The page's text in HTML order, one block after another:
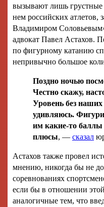
вызывают лишь грустные
нем российских атлетов,
Владимиром
адвокат Павел Астахов.
по фигурному катанию
непривычно большое
Поздно ночью
Честно скажу,
Уровень без
удивляюсь.
им какие-то
плюсы, — сказал
Астахов также провел
мнению, никогда бы не
соревнованиях
если бы в отношении
аналогичные тем, что